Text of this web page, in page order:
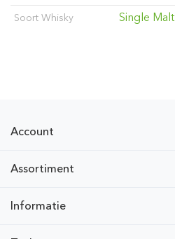
Soort Whisky Single Malt
Account
Assortiment
Informatie